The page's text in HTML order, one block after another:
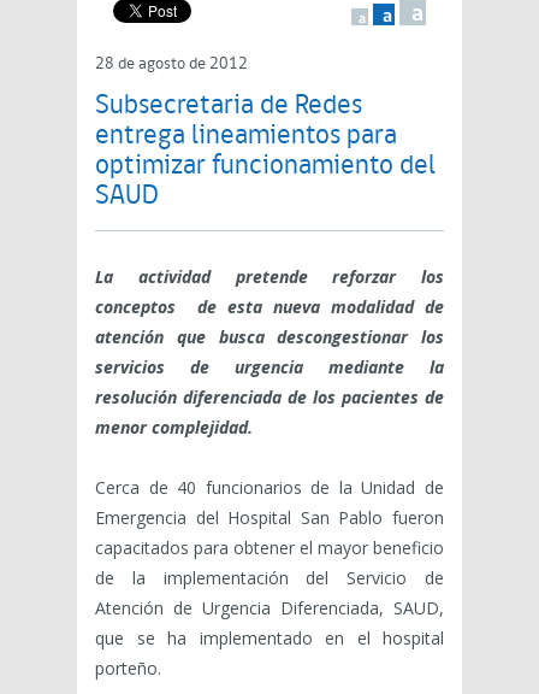
a a a
28 de agosto de 2012
Subsecretaria de Redes
entrega lineamientos para
optimizar funcionamiento del
SAUD
La actividad pretende reforzar los
conceptos de esta nueva modalidad de
atención que busca descongestionar los
servicios de urgencia mediante la
resolución diferenciada de los pacientes de
menor complejidad.
Cerca de 40 funcionarios de la Unidad de
Emergencia del Hospital San Pablo fueron
capacitados para obtener el mayor beneficio
de la implementación del Servicio de
Atención de Urgencia Diferenciada, SAUD,
que se ha implementado en el hospital
porteño.